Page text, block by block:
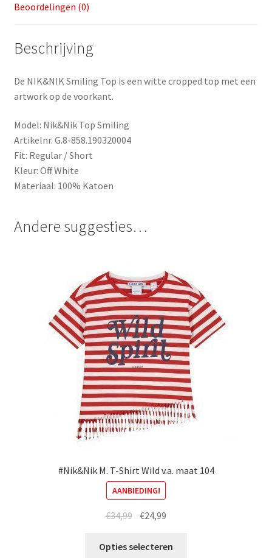
Beoordelingen (0)
Beschrijving
De NIK&NIK Smiling Top is een witte cropped top met een
artwork op de voorkant.
Model: Nik&Nik Top Smiling
Artikelnr. G.8-858.190320004
Fit: Regular / Short
Kleur: Off White
Materiaal: 100% Katoen
Andere suggesties…
#Nik&Nik M. T-Shirt Wild v.a. maat 104
AANBIEDING!
€34,99 Oorspronkelijke
was:
€24,99
is:
Opties selecteren